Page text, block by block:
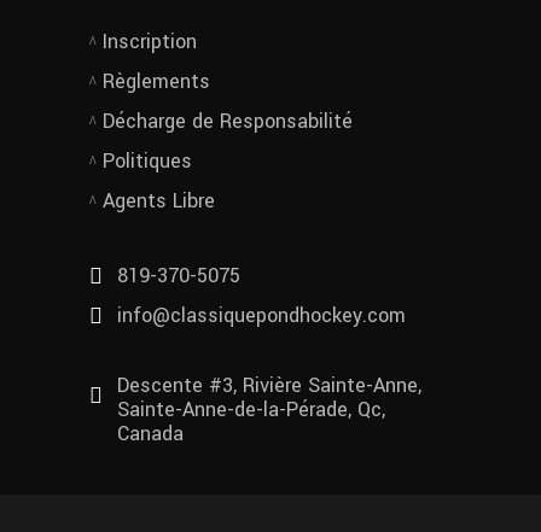
Inscription
Règlements
Décharge de Responsabilité
Politiques
Agents Libre
819-370-5075
info@classiquepondhockey.com
Descente #3, Rivière Sainte-Anne,
Sainte-Anne-de-la-Pérade, Qc,
Canada